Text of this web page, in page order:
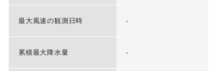
最大風速の観測日時 -
累積最大降水量 -